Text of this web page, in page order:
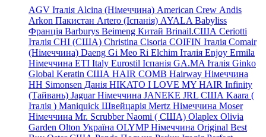
AGV Італія Alcina (Німеччина) American Crew Andis
Arkon Пакистан Artero (Іспанія) AYALA Babyliss
Франція Barburys Beimeng Китай Brinail.США Ceriotti
Італія CHI (США) Christina Cisoria COIFIN Італія Comair
(Німеччина) Daeng Gi Meo Ri Elchim Італія Enjoy Ermila
Німеччина ETI Italy Eurostil Іспанія GA.MA Італія Ginko
Global Keratin США HAIR COMB Hairway Німеччина
HH Simonsen Данія HIKATO I LOVE MY HAIR Infinity
(Тайвань) Jaguar Німеччина JANEKE JRL США Kaara (
Італія ) Maniquick Швейцарія Mertz Німеччина Moser
Німеччина Mr. Scrubber Naomi ( США) Olaplex Olivia
Garden Olton Україна OLYMP Німеччина Original Best